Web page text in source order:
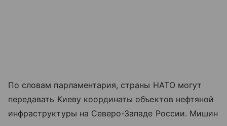
По словам парламентария, страны НАТО могут
передавать Киеву координаты объектов нефтяной
инфраструктуры на Северо-Западе России. Мишин